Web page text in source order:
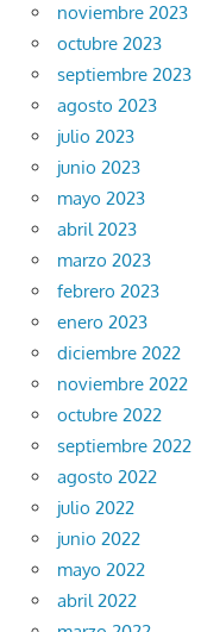
noviembre 2023
octubre 2023
septiembre 2023
agosto 2023
julio 2023
junio 2023
mayo 2023
abril 2023
marzo 2023
febrero 2023
enero 2023
diciembre 2022
noviembre 2022
octubre 2022
septiembre 2022
agosto 2022
julio 2022
junio 2022
mayo 2022
abril 2022